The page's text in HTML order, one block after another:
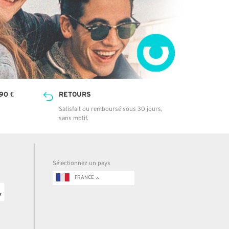
€ RETOURS
Satisfait ou remboursé sous 30 jours,
sans motif.
Sélectionnez un pays
FRANCE